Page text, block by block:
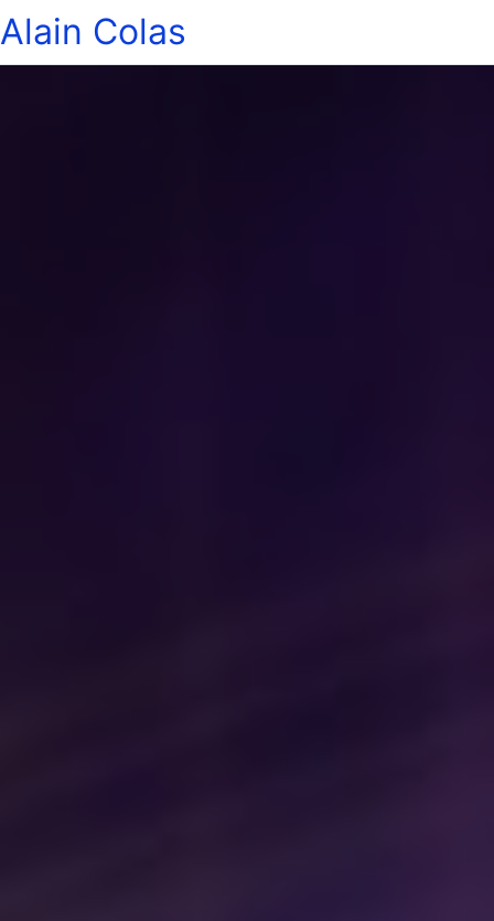
Alain Colas